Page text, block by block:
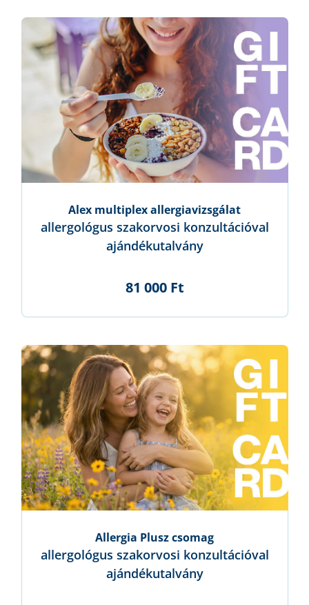
Alex multiplex allergiavizsgálat
allergológus szakorvosi konzultációval
ajándékutalvány
81 000 Ft
Allergia Plusz csomag
allergológus szakorvosi konzultációval
ajándékutalvány